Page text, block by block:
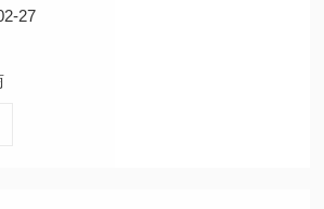
轮泵,Eaton-vickers齿轮泵型
27